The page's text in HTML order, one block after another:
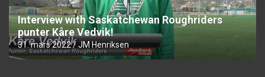
Interview with Saskatchewan Roughriders
punter Kåre Vedvik!
31. mars 2022 JM Henriksen